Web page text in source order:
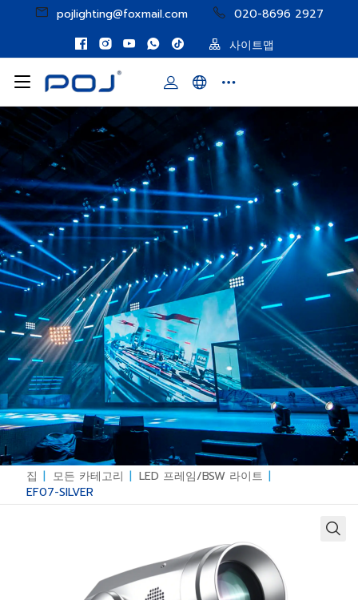
pojlighting@foxmail.com
020-8696 2927
사이트맵
집 | 모든 카테고리 | LED 프레임/BSW 라이트 |
EF07-SILVER